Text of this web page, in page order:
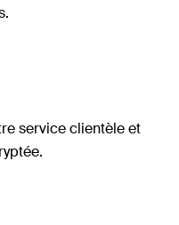
service clientèle et